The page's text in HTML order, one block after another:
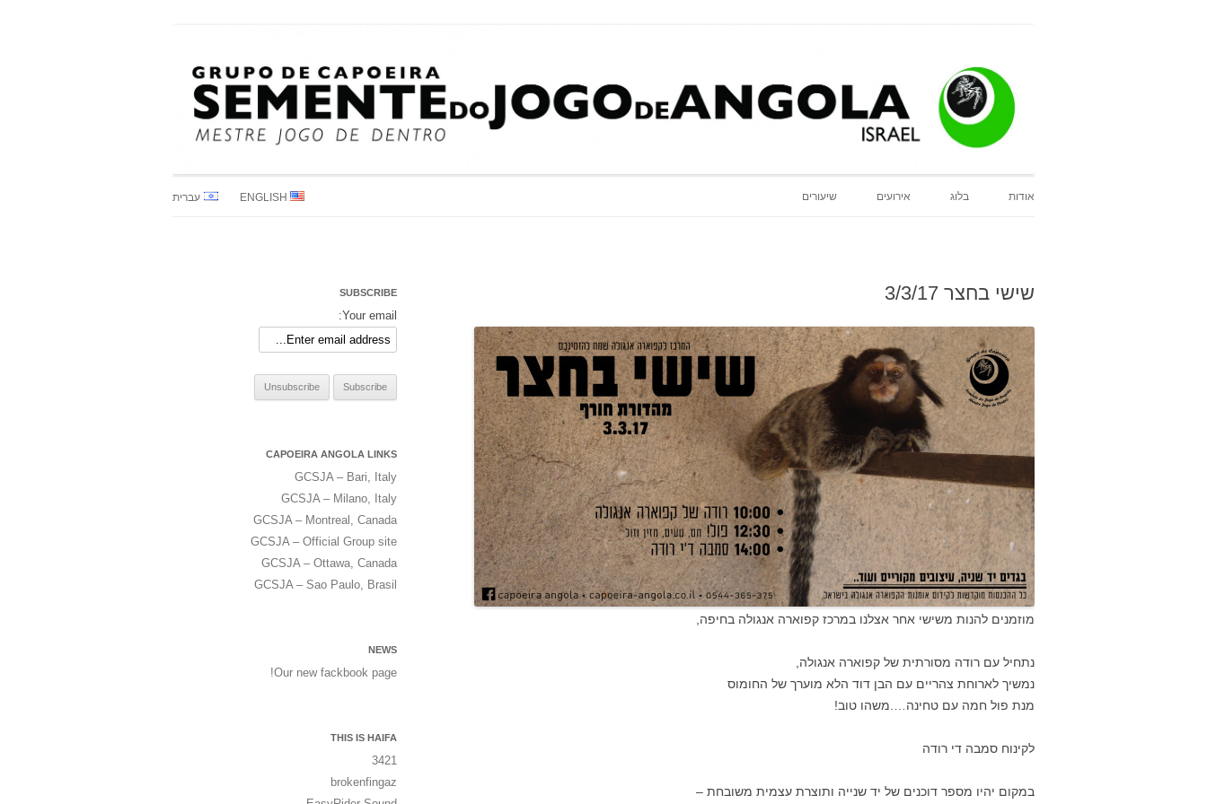
אודות בלוג אירועים שיעורים ENGLISH עברית
שישי בחצר 3/3/17
מוזמנים להנות משישי אחר אצלנו במרכז קפוארה אנגולה בחיפה,
נתחיל עם רודה מסורתית של קפוארה אנגולה,
נמשיך לארוחת צהריים עם הבן דוד הלא מוערך של החומוס
מנת פול חמה עם טחינה….משהו טוב!
לקינוח סמבה די רודה
במקום יהיו מספר דוכנים של יד שנייה ותוצרת עצמית משובחת –
SUBSCRIBE
Your email:
CAPOEIRA ANGOLA LINKS
GCSJA – Bari, Italy
GCSJA – Milano, Italy
GCSJA – Montreal, Canada
GCSJA – Official Group site
GCSJA – Ottawa, Canada
GCSJA – Sao Paulo, Brasil
NEWS
Our new fackbook page!
THIS IS HAIFA
3421
brokenfingaz